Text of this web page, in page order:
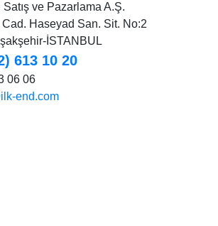
Satış ve Pazarlama A.Ş.
Cad. Haseyad San. Sit. No:2
İSTANBUL
613 10 20
06 06
end.com